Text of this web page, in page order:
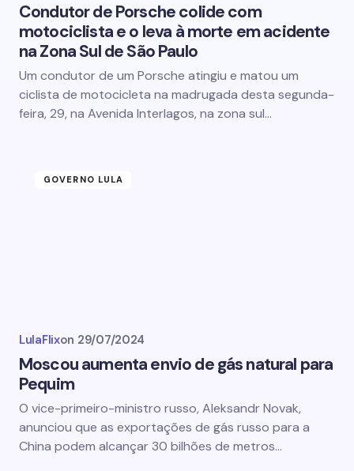
Condutor de Porsche colide com
motociclista e o leva à morte em acidente
na Zona Sul de São Paulo
Um condutor de um Porsche atingiu e matou um
ciclista de motocicleta na madrugada desta segunda-
feira, 29, na Avenida Interlagos, na zona sul…
GOVERNO LULA
LulaFlixon 29/07/2024
Moscou aumenta envio de gás natural para
Pequim
O vice-primeiro-ministro russo, Aleksandr Novak,
anunciou que as exportações de gás russo para a
China podem alcançar 30 bilhões de metros…